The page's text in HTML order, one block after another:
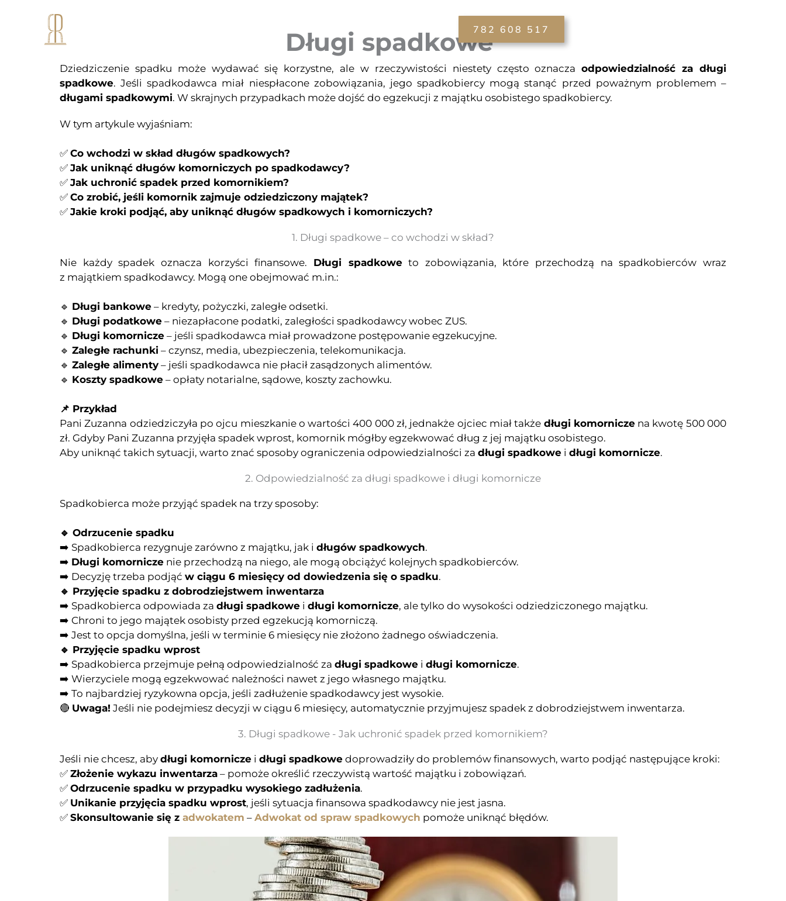
Aktualności 782 608 517
Długi spadkowe
Dziedziczenie spadku może wydawać się korzystne, ale w rzeczywistości niestety często oznaczaodpowiedzialność za długi
spadkowe. Jeśli spadkodawca miał niespłacone zobowiązania, jego spadkobiercy mogą stanąć przed poważnym problemem –
długami spadkowymi. W skrajnych przypadkach może dojść do egzekucji z majątku osobistego spadkobiercy.
W tym artykule wyjaśniam:
✅ Co wchodzi w skład długów spadkowych?
✅ Jak uniknąć długów komorniczych po spadkodawcy?
✅ Jak uchronić spadek przed komornikiem?
✅ Co zrobić, jeśli komornik zajmuje odziedziczony majątek?
✅ Jakie kroki podjąć, aby uniknąć długów spadkowych i komorniczych?
1. Długi spadkowe – co wchodzi w skład?
Nie każdy spadek oznacza korzyści finansowe. Długi spadkoweto zobowiązania, które przechodzą na spadkobierców wraz
z majątkiem spadkodawcy. Mogą one obejmować m.in.:
🔹 Długi bankowe – kredyty, pożyczki, zaległe odsetki.
🔹 Długi podatkowe – niezapłacone podatki, zaległości spadkodawcy wobec ZUS.
🔹 Długi komornicze – jeśli spadkodawca miał prowadzone postępowanie egzekucyjne.
🔹 Zaległe rachunki – czynsz, media, ubezpieczenia, telekomunikacja.
🔹 Zaległe alimenty – jeśli spadkodawca nie płacił zasądzonych alimentów.
🔹 Koszty spadkowe – opłaty notarialne, sądowe, koszty zachowku.
📌 Przykład
Pani Zuzanna odziedziczyła po ojcu mieszkanie o wartości 400 000 zł, jednakże ojciec miał także długi komorniczena kwotę 500 000
zł. Gdyby Pani Zuzanna przyjęła spadek wprost, komornik mógłby egzekwować dług z jej majątku osobistego.
Aby uniknąć takich sytuacji, warto znać sposoby ograniczenia odpowiedzialności za długi spadkowe i długi komornicze.
2. Odpowiedzialność za długi spadkowe i długi komornicze
Spadkobierca może przyjąć spadek na trzy sposoby:
🔹 Odrzucenie spadku
➡️ Spadkobierca rezygnuje zarówno z majątku, jak i długów spadkowych.
➡️ Długi komornicze nie przechodzą na niego, ale mogą obciążyć kolejnych spadkobierców.
➡️ Decyzję trzeba podjąć w ciągu 6 miesięcy od dowiedzenia się o spadku.
🔹 Przyjęcie spadku z dobrodziejstwem inwentarza
➡️ Spadkobierca odpowiada za długi spadkowe i długi komornicze, ale tylko do wysokości odziedziczonego majątku.
➡️ Chroni to jego majątek osobisty przed egzekucją komorniczą.
➡️ Jest to opcja domyślna, jeśli w terminie 6 miesięcy nie złożono żadnego oświadczenia.
🔹 Przyjęcie spadku wprost
➡️ Spadkobierca przejmuje pełną odpowiedzialność za długi spadkowe i długi komornicze.
➡️ Wierzyciele mogą egzekwować należności nawet z jego własnego majątku.
➡️ To najbardziej ryzykowna opcja, jeśli zadłużenie spadkodawcy jest wysokie.
🔴 Uwaga! Jeśli nie podejmiesz decyzji w ciągu 6 miesięcy, automatycznie przyjmujesz spadek z dobrodziejstwem inwentarza.
3. Długi spadkowe - Jak uchronić spadek przed komornikiem?
Jeśli nie chcesz, aby długi komornicze i długi spadkowe doprowadziły do problemów finansowych, warto podjąć następujące kroki:
✅ Złożenie wykazu inwentarza – pomoże określić rzeczywistą wartość majątku i zobowiązań.
✅ Odrzucenie spadku w przypadku wysokiego zadłużenia.
✅ Unikanie przyjęcia spadku wprost, jeśli sytuacja finansowa spadkodawcy nie jest jasna.
✅ Skonsultowanie się z adwokatem – Adwokat od spraw spadkowych pomoże uniknąć błędów.